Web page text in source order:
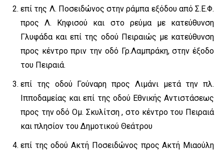
επί της Λ. Ποσειδώνος στην ράμπα εξόδου από Σ.Ε.Φ.
προς Λ. Κηφισού και στο ρεύμα με κατεύθυνση
Γλυφάδα και επί της οδού Πειραιώς με κατεύθυνση
προς κέντρο πριν την οδό Γρ.Λαμπράκη, στην έξοδο
του Πειραιά.
επί της οδού Γούναρη προς Λιμάνι μετά την πλ.
Ιπποδαμείας και επί της οδού Εθνικής Αντιστάσεως
προς την οδό Ομ. Σκυλίτση , στο κέντρο του Πειραιά
και πλησίον του Δημοτικού Θεάτρου
επί της οδού Ακτή Ποσειδώνος προς Ακτή Μιαούλη